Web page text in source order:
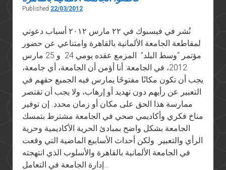
Published 22/03/2012
نُشر في فيسبوك في ٢٢ مارس ٢٠١٢ أسباب دعوتي
لمقاطعة الجامعة الألمانية بالقاهرة وامتناعي عن حضور
مؤتمر “وسط البلد” المزمع عقده يومي 24 و 25 مارس
2012، في الجامعة: أنا أؤمن أن الجامعة، أي جامعة،
يجب أن تكون مكانًا مفتوحًا يمارس فيه الجميع حقهم في
التعبير عن رأيهم دون تهديد أو إرهاب، ولا يجب أن تقتصر
ممارسة هذا الحق على مكان أو زمان محدد. إن توفير
مناخ فكري وأكاديمي صحي في الجامعة مشترط بتمسك
الجامعة بشكل واضح بمبادئ الحرية الأكاديمية وحرية
الرأي والتعبير. ولكن أحداث الأسابيع الماضية التي وقعت
في الجامعة الألمانية بالقاهرة والأسلوب الذي انتهجته
إدارة الجامعة في التعامل…